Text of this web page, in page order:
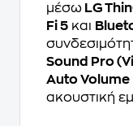
μέσω LG
Fi 5 και
Sound Pro
Auto Volume
ακουστική